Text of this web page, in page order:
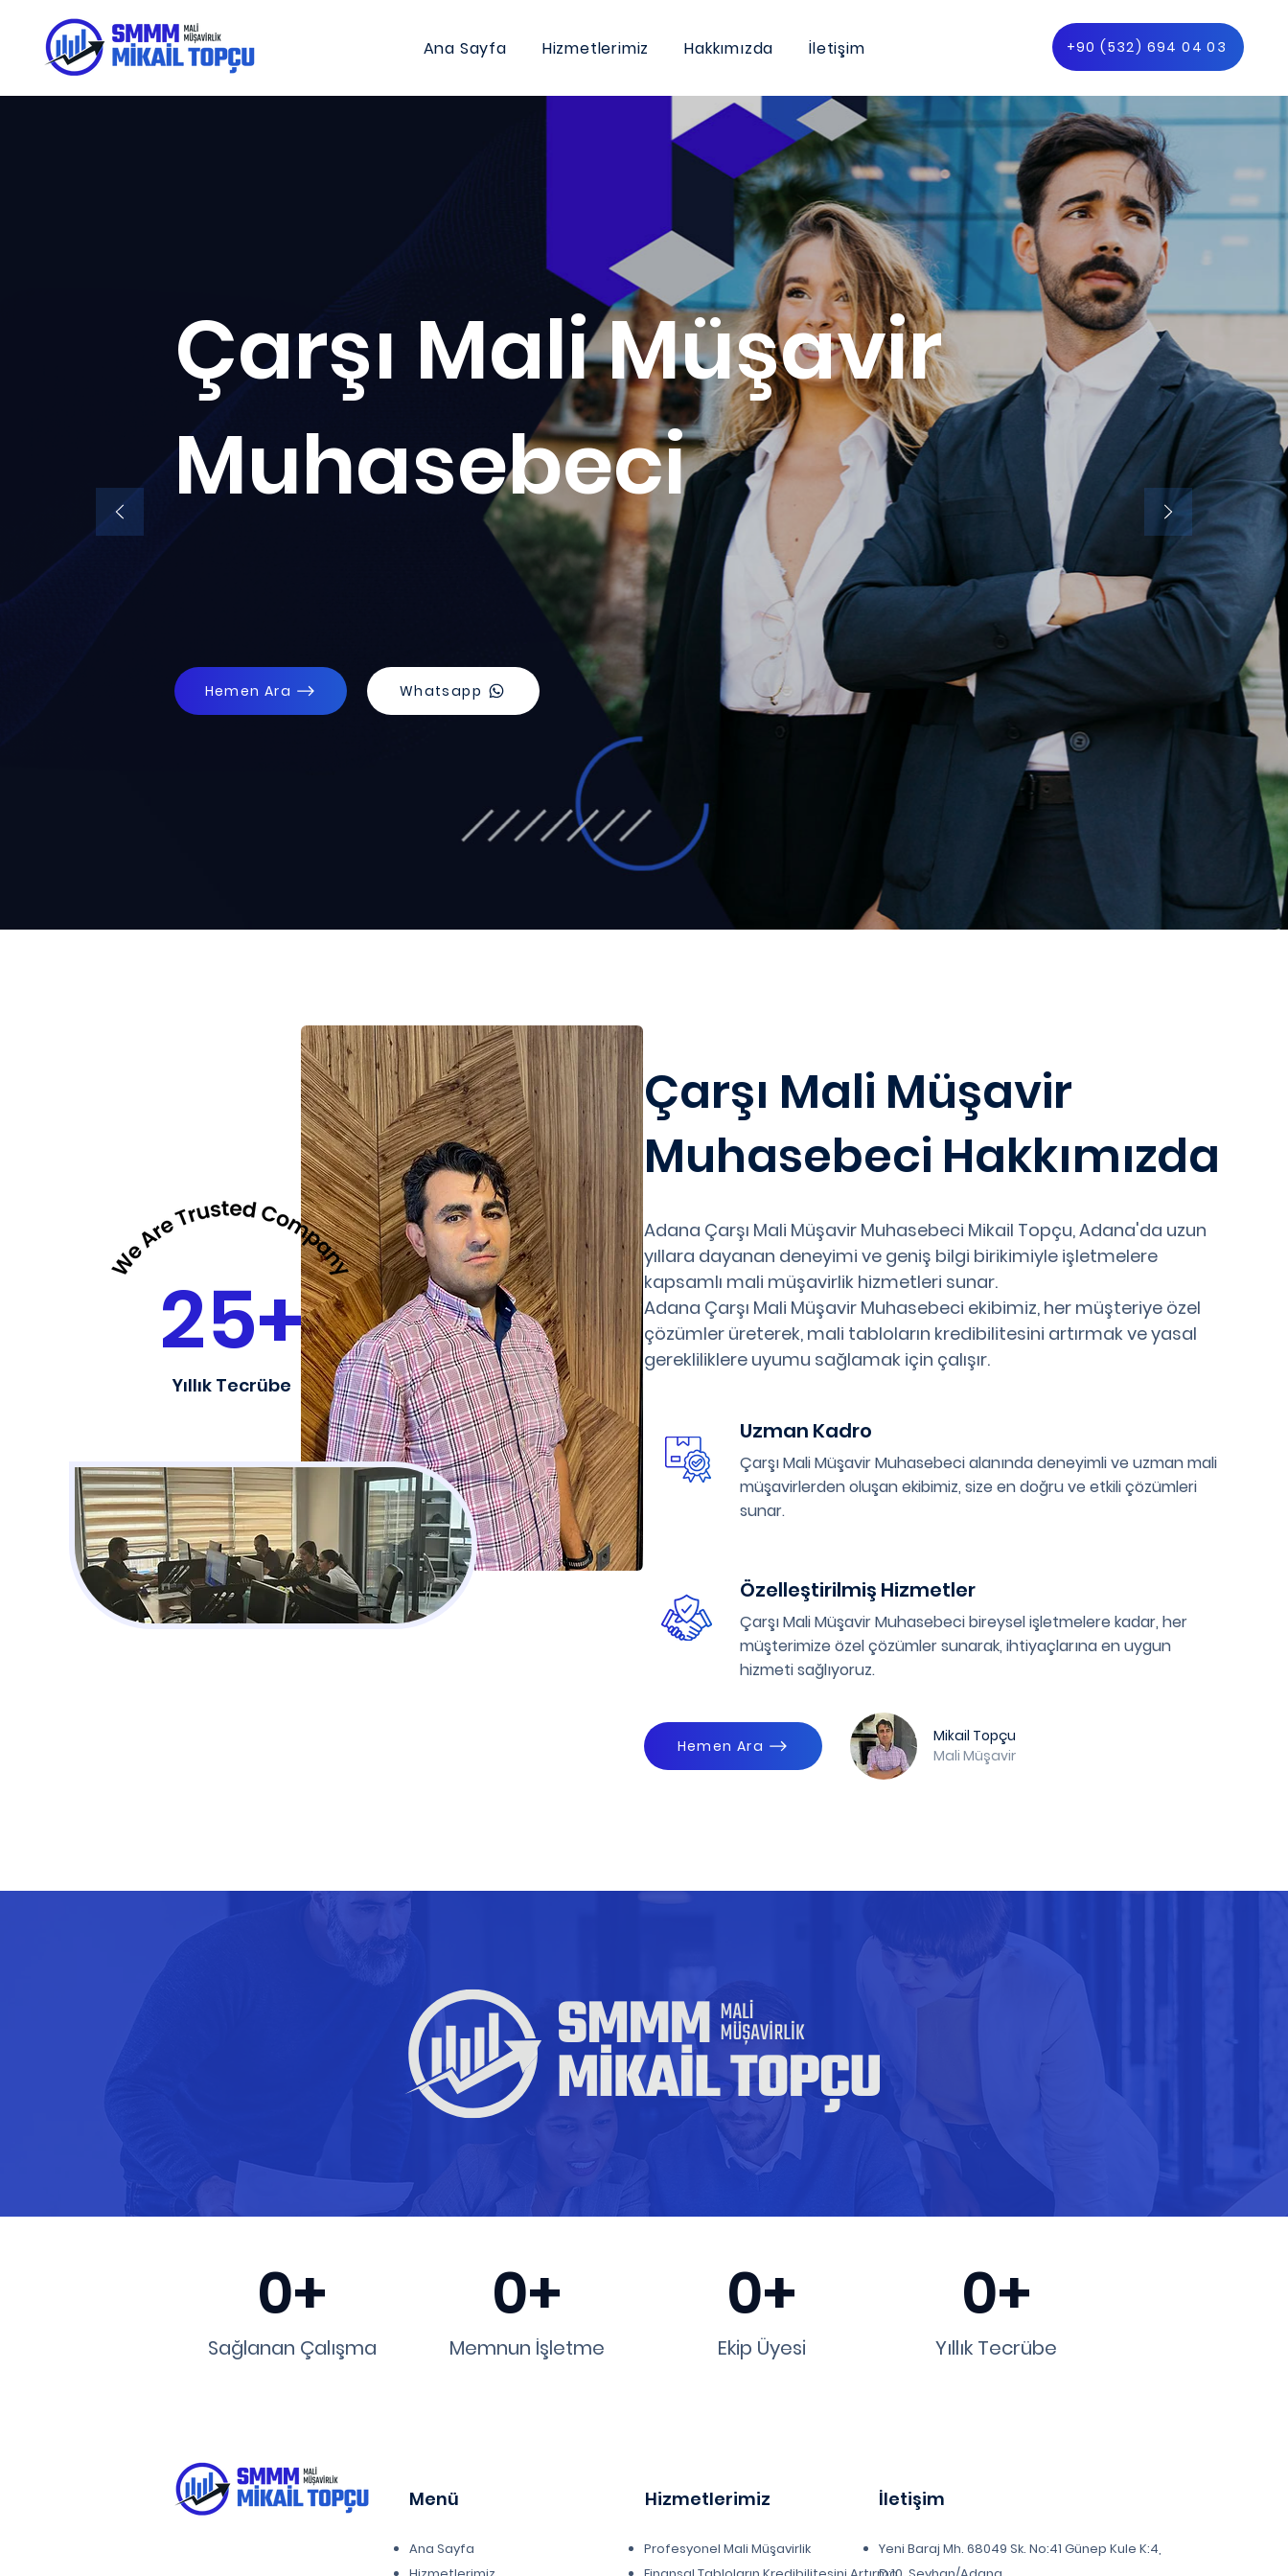
Ana Sayfa Hizmetlerimiz Hakkımızda İletişim +90 (532) 694 04 03
Çarşı Mali Müşavir
Muhasebeci
Hemen Ara Whatsapp
25+
Yıllık Tecrübe
Çarşı Mali Müşavir
Muhasebeci Hakkımızda
Adana Çarşı Mali Müşavir Muhasebeci Mikail Topçu, Adana'da uzun
yıllara dayanan deneyimi ve geniş bilgi birikimiyle işletmelere
kapsamlı mali müşavirlik hizmetleri sunar.
Adana Çarşı Mali Müşavir Muhasebeci ekibimiz, her müşteriye özel
çözümler üreterek, mali tabloların kredibilitesini artırmak ve yasal
gerekliliklere uyumu sağlamak için çalışır.
Uzman Kadro
Çarşı Mali Müşavir Muhasebeci alanında deneyimli ve uzman mali
müşavirlerden oluşan ekibimiz, size en doğru ve etkili çözümleri
sunar.
Özelleştirilmiş Hizmetler
Çarşı Mali Müşavir Muhasebeci bireysel işletmelere kadar, her
müşterimize özel çözümler sunarak, ihtiyaçlarına en uygun
hizmeti sağlıyoruz.
Hemen Ara
Mikail Topçu
Mali Müşavir
0+
Sağlanan Çalışma
0+
Memnun İşletme
0+
Ekip Üyesi
0+
Yıllık Tecrübe
Menü
Ana Sayfa
Hizmetlerimiz
Profesyonel Mali Müşavirlik
İletişim
Yeni Baraj Mh. 68049 Sk. No:41 Günep Kule K:4,